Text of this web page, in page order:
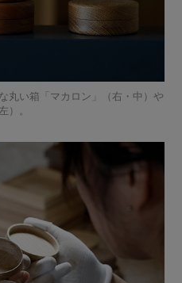
丸い箱「マカロン」（右・中）や
）。